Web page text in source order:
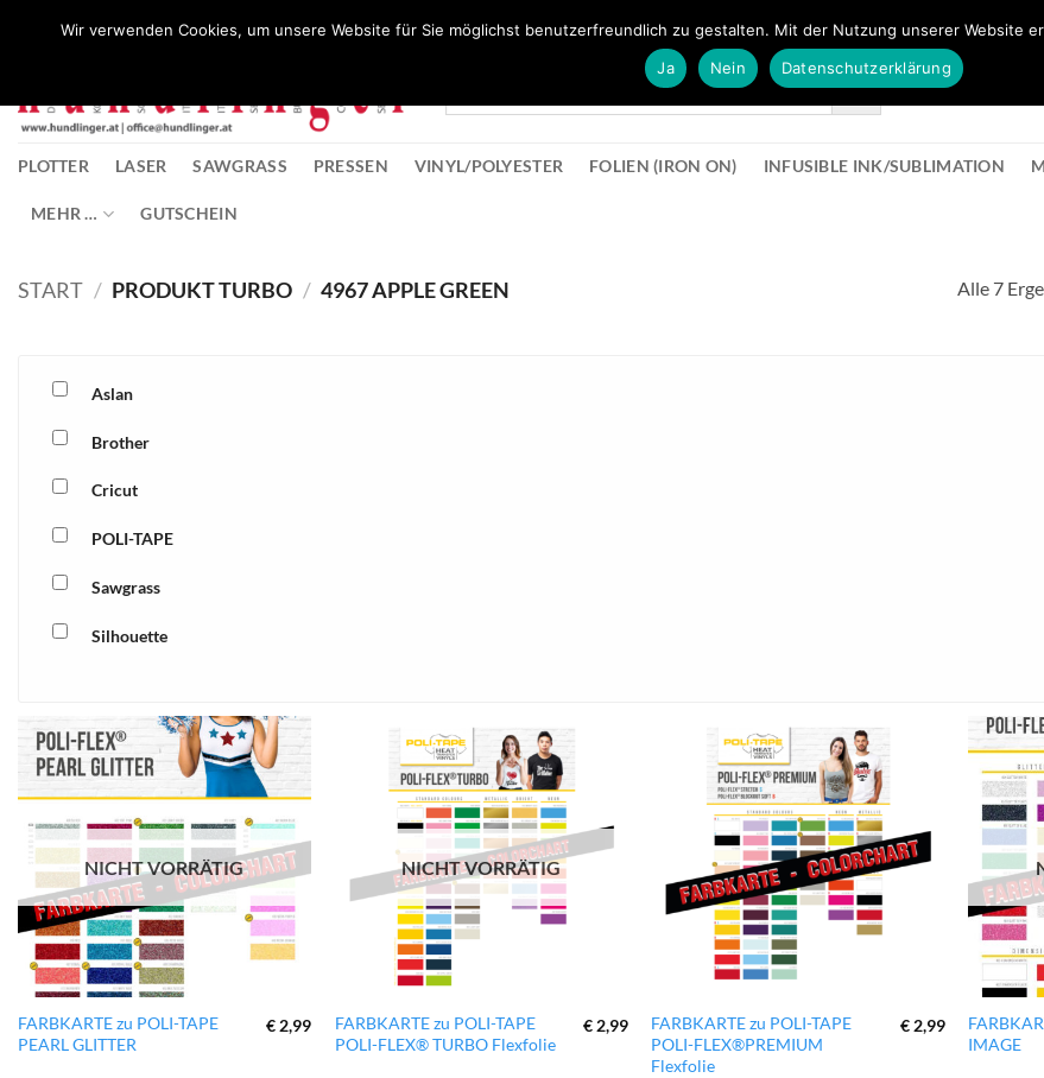
PLOTTER LASER SAWGRASS PRESSEN VINYL/POLYESTER FOLIEN (IRON ON) INFUSIBLE INK/SUBLIMATION
MEHR … GUTSCHEIN
START / PRODUKT TURBO / 4967 APPLE GREEN Alle 7
Aslan
Brother
Cricut
POLI-TAPE
Sawgrass
Silhouette
zur
Wunschliste
hinzufügen
NICHT VORRÄTIG
FARBKARTE zu POLI-TAPE
PEARL GLITTER
€2,99
zur
Wunschliste
NICHT VORRÄTIG
FARBKARTE zu POLI-TAPE
POLI-FLEX® TURBO Flexfolie
€2,99
zur
Wunschliste
hinzufügen
FARBKARTE zu POLI-TAPE
POLI-FLEX®PREMIUM
Flexfolie
€2,99
IMAGE
Wir verwenden Cookies, um unsere Website für Sie möglichst benutzerfreundlich zu gestalten. Mit der Nutzung unserer Website
Ja
Nein Datenschutzerklärung